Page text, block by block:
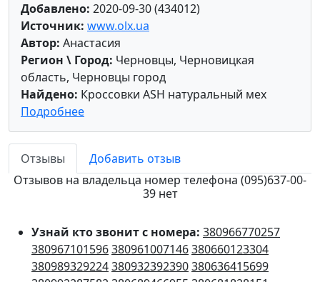
Добавлено: 2020-09-30 (434012)
Источник: www.olx.ua
Автор: Анастасия
Регион \ Город: Черновцы, Черновицкая
область, Черновцы город
Найдено: Кроссовки ASH натуральный мех
Подробнее
Отзывы
Добавить отзыв
Отзывов на владельца номер телефона (095)637-00-
39 нет
Узнай кто звонит с номера: 380966770257
380967101596380961007146380660123304
380989329224380932392390380636415699